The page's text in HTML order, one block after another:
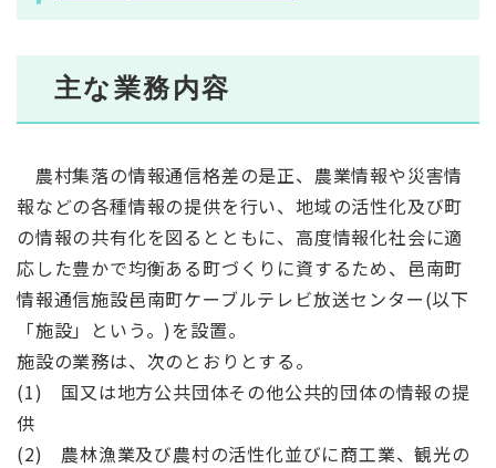
主な業務内容
農村集落の情報通信格差の是正、農業情報や災害情
報などの各種情報の提供を行い、地域の活性化及び町
の情報の共有化を図るとともに、高度情報化社会に適
応した豊かで均衡ある町づくりに資するため、邑南町
情報通信施設邑南町ケーブルテレビ放送センター(以下
「施設」という。)を設置。
施設の業務は、次のとおりとする。
(1) 国又は地方公共団体その他公共的団体の情報の提
供
(2) 農林漁業及び農村の活性化並びに商工業、観光の